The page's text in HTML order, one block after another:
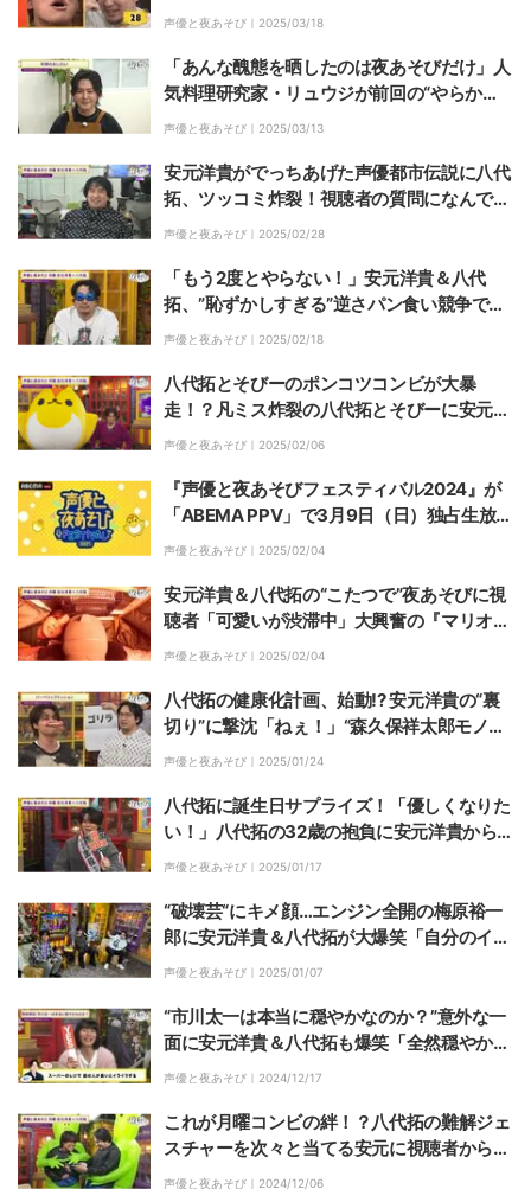
笑「違和感どこいった？」
声優と夜あそび｜ 2025/03/18
「あんな醜態を晒したのは夜あそびだけ」人
気料理研究家・リュウジが前回の“やらか
し”にリベンジを誓うも再び大惨事の危
声優と夜あそび｜ 2025/03/13
安元洋貴がでっちあげた声優都市伝説に八代
拓、ツッコミ炸裂！視聴者の質問になんでも
答える90分間フリートークSP、開幕
声優と夜あそび｜ 2025/02/28
「もう2度とやらない！」安元洋貴＆八代
拓、”恥ずかしすぎる”逆さパン食い競争で珍
プレー続出
声優と夜あそび｜ 2025/02/18
八代拓とそびーのポンコツコンビが大暴
走！？凡ミス炸裂の八代拓とそびーに安元洋
貴も呆れ顔
声優と夜あそび｜ 2025/02/06
『声優と夜あそびフェスティバル2024』が
「ABEMA PPV」で3月9日（日）独占生放
送！バックステージインタビューなどPPV限
声優と夜あそび｜ 2025/02/04
安元洋貴＆八代拓の“こたつで”夜あそびに視
聴者「可愛いが渋滞中」大興奮の『マリオパ
ーティ』対決も
声優と夜あそび｜ 2025/02/04
八代拓の健康化計画、始動!? 安元洋貴の“裏
切り”に撃沈「ねぇ！」“森久保祥太郎モノマ
ネ”も炸裂
声優と夜あそび｜ 2025/01/24
八代拓に誕生日サプライズ！「優しくなりた
い！」八代拓の32歳の抱負に安元洋貴から
ツッコミ炸裂
声優と夜あそび｜ 2025/01/17
“破壊芸“にキメ顔…エンジン全開の梅原裕一
郎に安元洋貴＆八代拓が大爆笑「自分のイケ
メンであそぶな！」
声優と夜あそび｜ 2025/01/07
“市川太一は本当に穏やかなのか？”意外な一
面に安元洋貴＆八代拓も爆笑「全然穏やかじ
ゃねーじゃん！」
声優と夜あそび｜ 2024/12/17
これが月曜コンビの絆！？八代拓の難解ジェ
スチャーを次々と当てる安元に視聴者からツ
ッコミの嵐「なぜわかるｗｗ」
声優と夜あそび｜ 2024/12/06